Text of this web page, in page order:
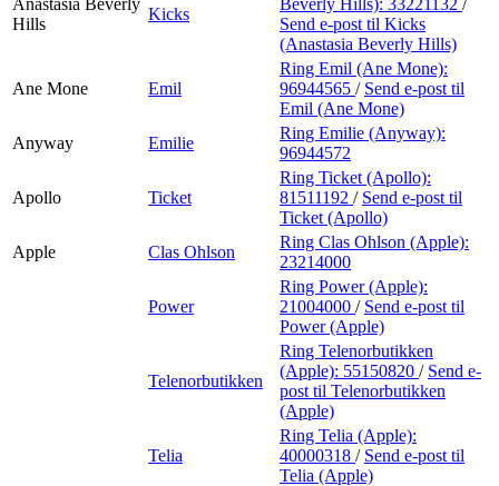
Hills
Kicks
Send e-post til Kicks
(Anastasia Beverly Hills)
Ane Mone Emil
Ring Emil (Ane Mone):
96944565 / Send e-post til
Emil (Ane Mone)
Anyway
Emilie
Ring Emilie (Anyway):
96944572
Apollo Ticket
Ring Ticket (Apollo):
81511192 / Send e-post til
Ticket (Apollo)
Apple
Clas Ohlson
Ring Clas Ohlson (Apple):
23214000
Power
Ring Power (Apple):
21004000 / Send e-post til
Power (Apple)
Telenorbutikken
Ring Telenorbutikken
(Apple): 55150820 / Send e-
post til Telenorbutikken
(Apple)
Telia
Ring Telia (Apple):
40000318 / Send e-post til
Telia (Apple)